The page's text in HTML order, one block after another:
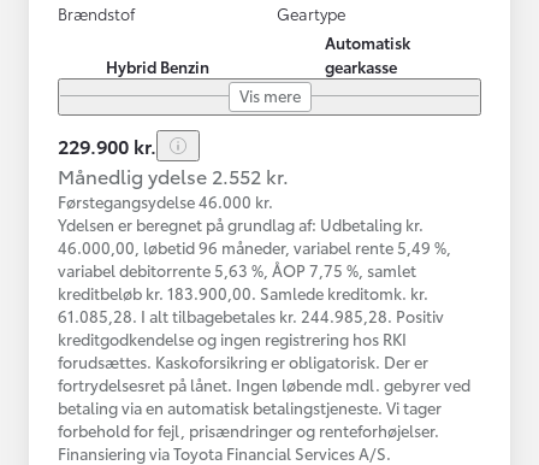
Brændstof
Hybrid Benzin
Geartype
Automatisk
gearkasse
Vis mere
229.900 kr.
Månedlig ydelse 2.552 kr.
Førstegangsydelse 46.000 kr.
Ydelsen er beregnet på grundlag af: Udbetaling kr.
46.000,00, løbetid 96 måneder, variabel rente 5,49 %,
variabel debitorrente 5,63 %, ÅOP 7,75 %, samlet
kreditbeløb kr. 183.900,00. Samlede kreditomk. kr.
61.085,28. I alt tilbagebetales kr. 244.985,28. Positiv
kreditgodkendelse og ingen registrering hos RKI
forudsættes. Kaskoforsikring er obligatorisk. Der er
fortrydelsesret på lånet. Ingen løbende mdl. gebyrer ved
betaling via en automatisk betalingstjeneste. Vi tager
forbehold for fejl, prisændringer og renteforhøjelser.
Finansiering via Toyota Financial Services A/S.